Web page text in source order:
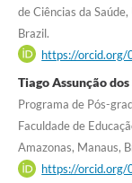
de Ciências da
Brazil.
https://
Tiago Assunção
Programa de Pós-
Faculdade de
Amazonas, Manaus,
https://